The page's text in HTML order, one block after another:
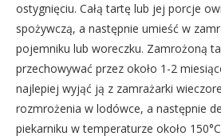
ostygnięciu. Całą tartę lub jej porcje
spożywczą, a następnie umieść w
pojemniku lub woreczku. Zamrożoną
przechowywać przez około 1-2
najlepiej wyjąć ją z zamrażarki
rozmrożenia w lodówce, a następnie
piekarniku w temperaturze około